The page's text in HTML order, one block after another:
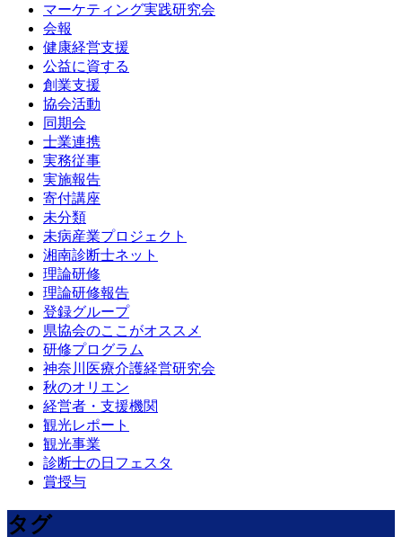
マーケティング実践研究会
会報
健康経営支援
公益に資する
創業支援
協会活動
同期会
士業連携
実務従事
実施報告
寄付講座
未分類
未病産業プロジェクト
湘南診断士ネット
理論研修
理論研修報告
登録グループ
県協会のここがオススメ
研修プログラム
神奈川医療介護経営研究会
秋のオリエン
経営者・支援機関
観光レポート
観光事業
診断士の日フェスタ
賞授与
タグ